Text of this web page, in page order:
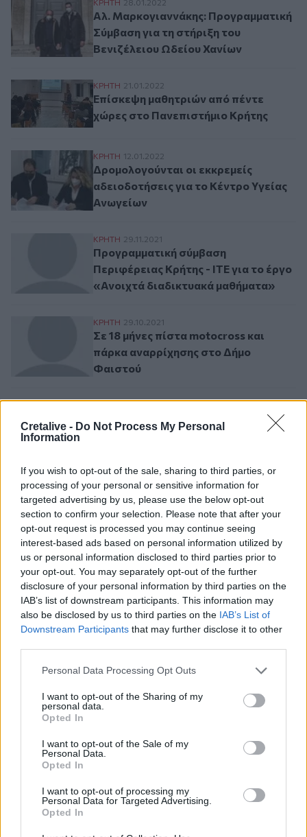
Cretalive - Do Not Process My Personal
Information
If you wish to opt-out of the sale, sharing to third parties, or
processing of your personal or sensitive information for
targeted advertising by us, please use the below opt-out
section to confirm your selection. Please note that after your
opt-out request is processed you may continue seeing
interest-based ads based on personal information utilized by
us or personal information disclosed to third parties prior to
your opt-out. You may separately opt-out of the further
disclosure of your personal information by third parties on the
IAB’s list of downstream participants. This information may
also be disclosed by us to third parties on the IAB’s List of
Downstream Participants that may further disclose it to other
Personal Data Processing Opt Outs
I want to opt-out of the Sharing of my
personal data.
Opted In
I want to opt-out of the Sale of my
Personal Data.
Opted In
I want to opt-out of processing my
Personal Data for Targeted Advertising.
Opted In
Αλ. Μαρκογιαννάκης: Προγραμματική
ΚΡΗΤΗ 28.01.2022
Αλ. Μαρκογιαννάκης: Προγραμματική
Σύμβαση για τη στήριξη του
Βενιζέλειου Ωδείου Χανίων
Επίσκεψη μαθητριών από πέντε χώρες
ΚΡΗΤΗ 21.01.2022
Επίσκεψη μαθητριών από πέντε
χώρες στο Πανεπιστήμιο Κρήτης
Δρομολογούνται οι εκκρεμείς
ΚΡΗΤΗ 12.01.2022
Δρομολογούνται οι εκκρεμείς
αδειοδοτήσεις για το Κέντρο Υγείας
Ανωγείων
Προγραμματική σύμβαση Περιφέρειας
ΚΡΗΤΗ 29.11.2021
Προγραμματική σύμβαση
Περιφέρειας Κρήτης - ΙΤΕ για το έργο
«Ανοιχτά διαδικτυακά μαθήματα»
Σε 18 μήνες πίστα motocross και πάρκα
ΚΡΗΤΗ 29.10.2021
Σε 18 μήνες πίστα motocross και
πάρκα αναρρίχησης στο Δήμο
Φαιστού
Πίστα Motocross και Πάρκα
ΚΡΗΤΗ 29.10.2021
Αναρρίχησης στη Μεσαρά
Σελιδοποίηση
Προηγούμενη σελίδα
Current page
1 Next page
Ροή ειδήσεων Δημοφιλή
Ιωάννα Τούνη: Στο νοσοκομείο με τροφική δηλητηρίαση η
influencer
Νέο χτύπημα στα Στενά του Ορμούζ: Βλήμα έπληξε
πλοίο κοντά στο Khasab του Ομάν
Παράνοια σε γάμο στη Μαδέρα: Νόμιζαν ότι
παντρεύονται ο Κριστιάνο Ρονάλντο με την Χεορχίνα -